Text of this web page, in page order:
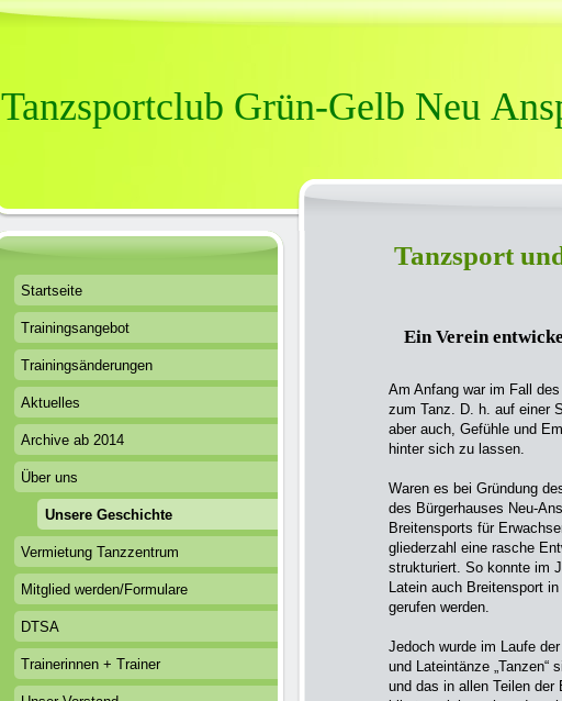
Tanzsportclub Grün-Gelb Neu
Tanzsport
Ein Verein
Am Anfang war im Fall
zum Tanz. D. h. auf einer
aber auch, Gefühle und
hinter sich zu lassen.
Waren es bei Gründung
des Bürgerhauses Neu-
Breitensports für
gliederzahl eine rasche
struk­turiert. So konnte im
Latein auch Breitensport
gerufen werden.
Jedoch wurde im Laufe
und Lateintänze
und das in allen Teilen
Startseite
Trainingsangebot
Trainingsänderungen
Aktuelles
Archive ab 2014
Über uns
Unsere Geschichte
Vermietung Tanzzentrum
Mitglied werden/Formulare
DTSA
Trainerinnen + Trainer